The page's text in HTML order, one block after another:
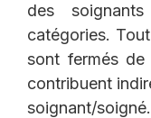
des
catégories.
sont fermés
contribuent
soignant/